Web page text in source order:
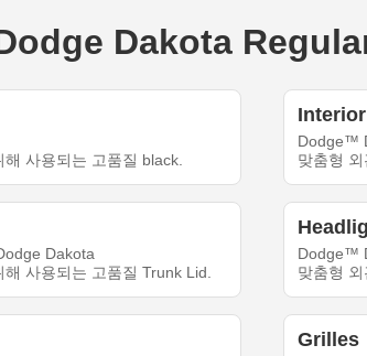
Dakota
사용되는 고품질 black.
Interior
Dodge™
맞춤형
Dakota
사용되는 고품질 Trunk Lid.
Dodge™
맞춤형
Grilles